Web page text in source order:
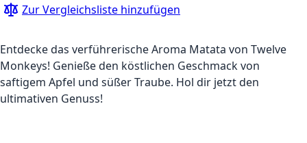
Zur Vergleichsliste hinzufügen
Entdecke das verführerische Aroma Matata von Twelve
Monkeys! Genieße den köstlichen Geschmack von
saftigem Apfel und süßer Traube. Hol dir jetzt den
ultimativen Genuss!